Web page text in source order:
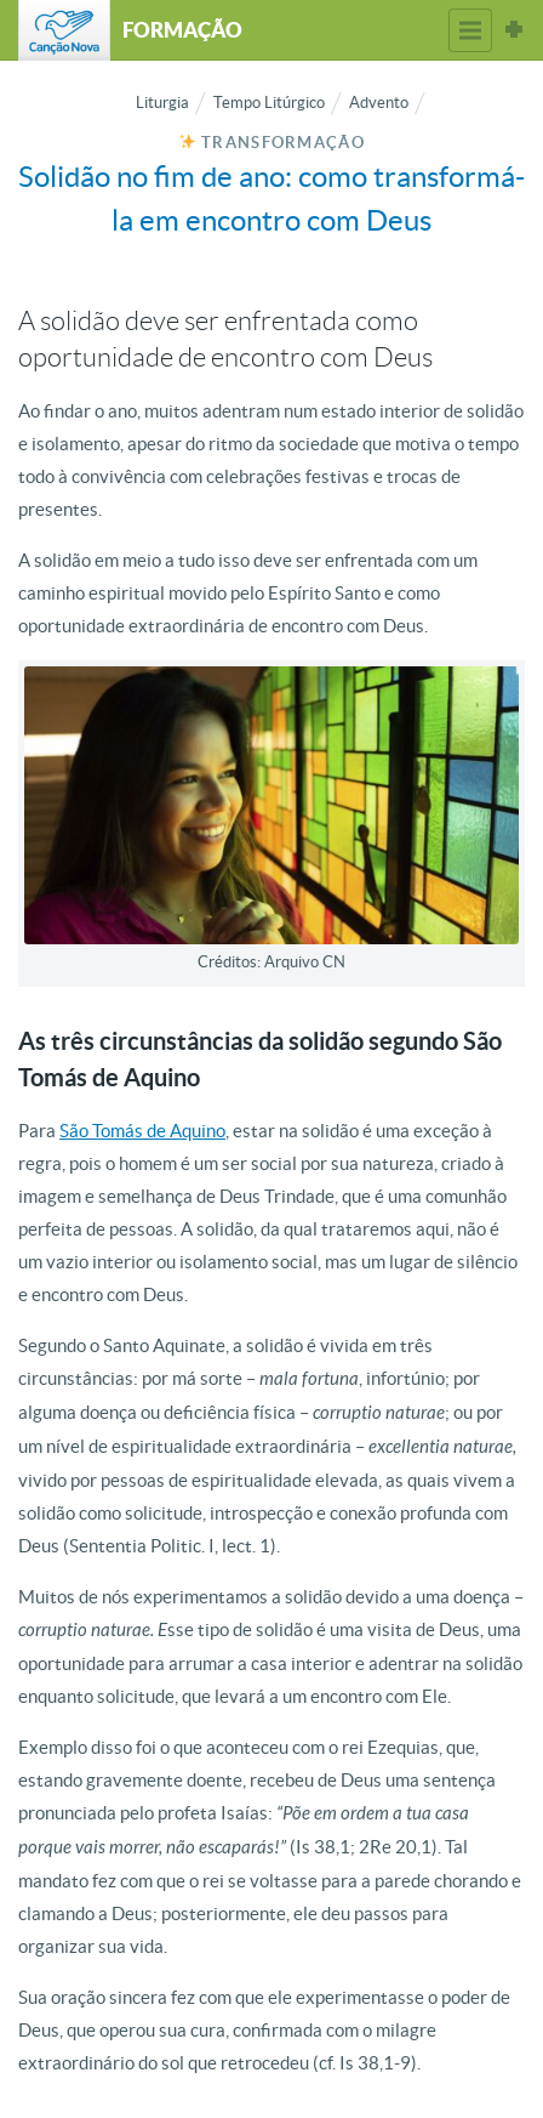
FORMAÇÃO
Liturgia Tempo Litúrgico Advento
TRANSFORMAÇÃO
Solidão no fim de ano: como transformá-
la em encontro com Deus
A solidão deve ser enfrentada como
oportunidade de encontro com Deus
Ao findar o ano, muitos adentram num estado interior de solidão
e isolamento, apesar do ritmo da sociedade que motiva o tempo
todo à convivência com celebrações festivas e trocas de
presentes.
A solidão em meio a tudo isso deve ser enfrentada com um
caminho espiritual movido pelo Espírito Santo e como
oportunidade extraordinária de encontro com Deus.
Créditos: Arquivo CN
As três circunstâncias da solidão segundo São
Tomás de Aquino
Para São Tomás de Aquino, estar na solidão é uma exceção à
regra, pois o homem é um ser social por sua natureza, criado à
imagem e semelhança de Deus Trindade, que é uma comunhão
perfeita de pessoas. A solidão, da qual trataremos aqui, não é
um vazio interior ou isolamento social, mas um lugar de silêncio
e encontro com Deus.
Segundo o Santo Aquinate, a solidão é vivida em três
circunstâncias: por má sorte –mala fortuna, infortúnio; por
alguma doença ou deficiência física –corruptio naturae; ou por
um nível de espiritualidade extraordinária –excellentia naturae,
vivido por pessoas de espiritualidade elevada, as quais vivem a
solidão como solicitude, introspecção e conexão profunda com
Deus (Sententia Politic. I, lect. 1).
Muitos de nós experimentamos a solidão devido a uma doença –
corruptio naturae. Esse tipo de solidão é uma visita de Deus, uma
oportunidade para arrumar a casa interior e adentrar na solidão
enquanto solicitude, que levará a um encontro com Ele.
Exemplo disso foi o que aconteceu com o rei Ezequias, que,
estando gravemente doente, recebeu de Deus uma sentença
pronunciada pelo profeta Isaías: “Põe em ordem a tua casa
porque vais morrer, não escaparás!”(Is 38,1; 2Re 20,1). Tal
mandato fez com que o rei se voltasse para a parede chorando e
clamando a Deus; posteriormente, ele deu passos para
organizar sua vida.
Sua oração sincera fez com que ele experimentasse o poder de
Deus, que operou sua cura, confirmada com o milagre
extraordinário do sol que retrocedeu (cf. Is 38,1-9).